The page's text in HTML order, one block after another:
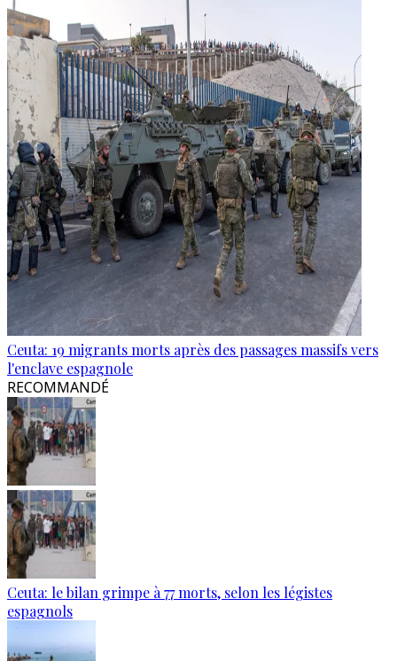
Ceuta: 19 migrants morts après des passages massifs vers
l'enclave espagnole
RECOMMANDÉ
Ceuta: le bilan grimpe à 77 morts, selon les légistes
espagnols